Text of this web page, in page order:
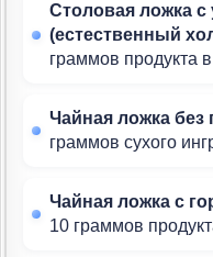
Столовая ложка с
(естественный
граммов продукта
Чайная ложка без
граммов сухого
Чайная ложка с
10 граммов